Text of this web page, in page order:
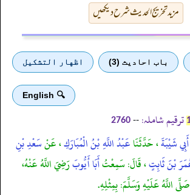
مزید تخریج الحدیث شرح دیکھیں
باب احادیث (3) اظهار التشكيل
🔍 English
ترقیم شاملہ: --
2760
شَيْبَةَ، حَدَّثَنَاعَبْدُ اللَّهِ بْنُ الْمُبَارَكِ، عَنْسَعْدِ بْنِ
بْنَ ثَابِتٍ، قَالَ: سَمِعْتُأَبَا أَيُّوبَرَضِيَ اللَّهُ عَنْهُ،
اللَّهُ عَلَيْهِ وَسَلَّمَ: بِمِثْلِهِ.